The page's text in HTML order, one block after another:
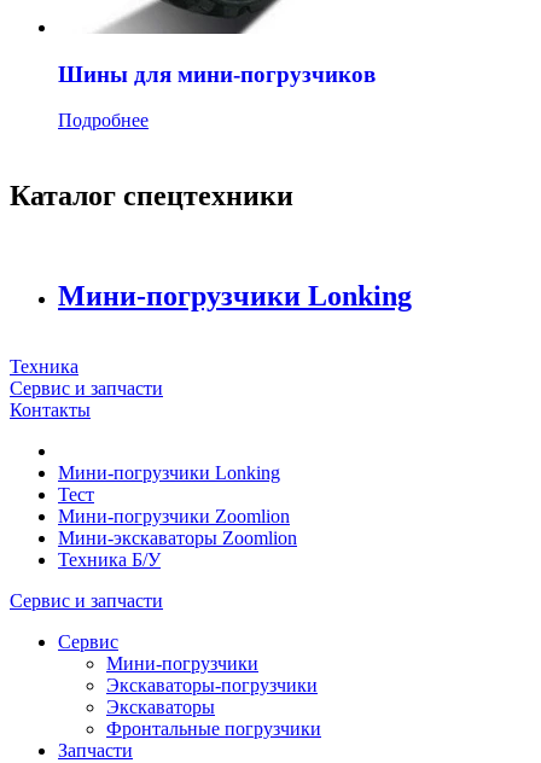
Шины для мини-погрузчиков
Подробнее
Каталог спецтехники
Мини-погрузчики Lonking
Техника
Сервис и запчасти
Контакты
Мини-погрузчики Lonking
Тест
Мини-погрузчики Zoomlion
Мини-экскаваторы Zoomlion
Техника Б/У
Сервис и запчасти
Сервис
Мини-погрузчики
Экскаваторы-погрузчики
Экскаваторы
Фронтальные погрузчики
Запчасти